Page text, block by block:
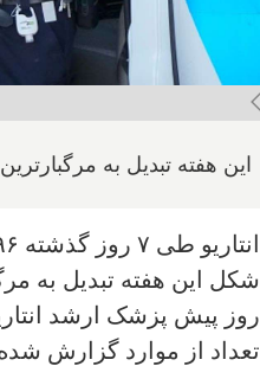
این هفته تبدیل به
شکل این هفته تبدیل به
روز پیش پزشک ارشد
تعداد از موارد گزارش